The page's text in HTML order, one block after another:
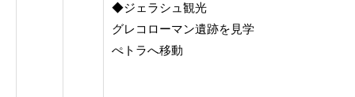
◆ジェラシュ観光
グレコローマン遺跡を見学
ぺトラへ移動